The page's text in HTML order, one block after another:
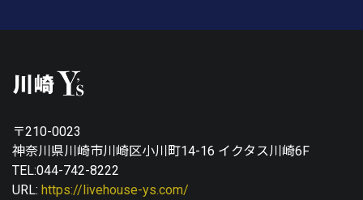
〒210-0023
神奈川県川崎市川崎区小川町14-16 イクタス川崎6F
TEL:044-742-8222
URL: https://livehouse-ys.com/